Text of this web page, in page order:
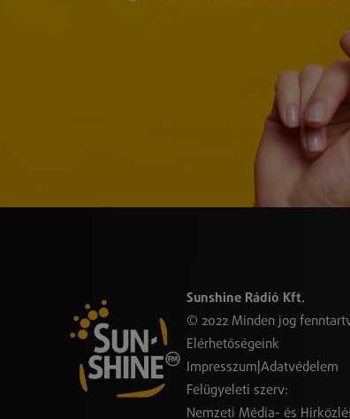
Sunshine Rádió Kft.
© 2022 Minden jog
Elérhetőségeink
Impresszum Adatvédelem
Felügyeleti szerv:
Nemzeti Média- és